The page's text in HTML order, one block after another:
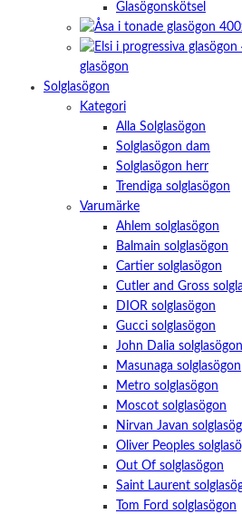
Glasögonskötsel
glasögon
Solglasögon
Kategori
Alla Solglasögon
Solglasögon dam
Solglasögon herr
Trendiga solglasögon
Varumärke
Ahlem solglasögon
Balmain solglasögon
Cartier solglasögon
Cutler and Gross
DIOR solglasögon
Gucci solglasögon
John Dalia solglasögon
Masunaga solglasögon
Metro solglasögon
Moscot solglasögon
Nirvan Javan
Oliver Peoples
Out Of solglasögon
Saint Laurent
Tom Ford solglasögon